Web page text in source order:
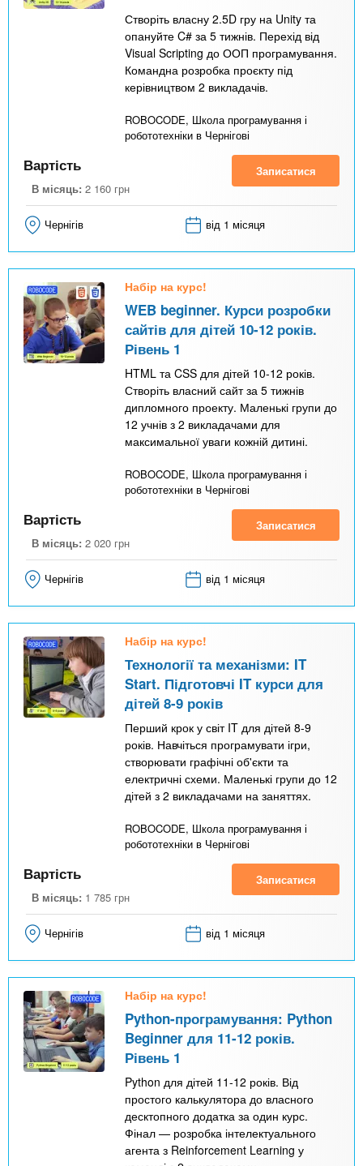
Створіть власну 2.5D гру на Unity та
опануйте C# за 5 тижнів. Перехід від
Visual Scripting до ООП програмування.
Командна розробка проєкту під
керівництвом 2 викладачів.
ROBOCODE, Школа програмування і
робототехніки в Чернігові
Вартість
В місяць: 2 160 грн
Записатися
Чернігів від 1 місяця
Набір на курс!
WEB beginner. Курси розробки
сайтів для дітей 10-12 років.
Рівень 1
HTML та CSS для дітей 10-12 років.
Створіть власний сайт за 5 тижнів
дипломного проекту. Маленькі групи до
12 учнів з 2 викладачами для
максимальної уваги кожній дитині.
ROBOCODE, Школа програмування і
робототехніки в Чернігові
Вартість
В місяць: 2 020 грн
Записатися
Чернігів від 1 місяця
Набір на курс!
Технології та механізми: IT
Start. Підготовчі IT курси для
дітей 8-9 років
Перший крок у світ IT для дітей 8-9
років. Навчіться програмувати ігри,
створювати графічні об'єкти та
електричні схеми. Маленькі групи до 12
дітей з 2 викладачами на заняттях.
ROBOCODE, Школа програмування і
робототехніки в Чернігові
Вартість
В місяць: 1 785 грн
Записатися
Чернігів від 1 місяця
Набір на курс!
Python-програмування: Python
Beginner для 11-12 років.
Рівень 1
Python для дітей 11-12 років. Від
простого калькулятора до власного
десктопного додатка за один курс.
Фінал — розробка інтелектуального
агента з Reinforcement Learning у